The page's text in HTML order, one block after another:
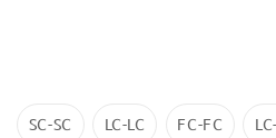
SC-SC LC-LC FC-FC